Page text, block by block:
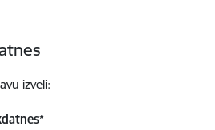
izvēli:
*